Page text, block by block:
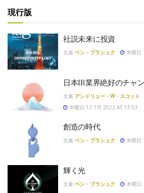
現行版
社説未来に投資
文責 ベン・ブラシュク 木曜日
日本IR業界絶好のチャ
文責 アンドリュー・W・スコット
木曜日 13 1月 2022 AT 13:53
創造の時代
文責 ベン・ブラシュク 木曜日
輝く光
文責 ベン・ブラシュク 木曜日